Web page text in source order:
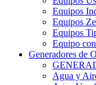
Equipos
Equipos
Equipos
Equipo
Generadores de
Agua y